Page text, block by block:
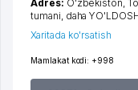
Mamlakat kodi: +998
Adres: O'zbekiston,
tumani, daha
Xaritada ko'rsatish